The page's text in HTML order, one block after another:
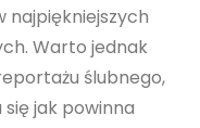
najpiękniejszych
Warto jednak
ślubnego,
jak powinna